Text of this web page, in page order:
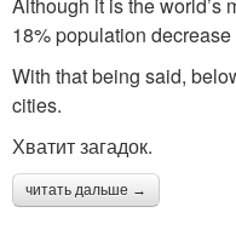
18% population
With that being said,
cities.
Хватит загадок.
читать дальше →